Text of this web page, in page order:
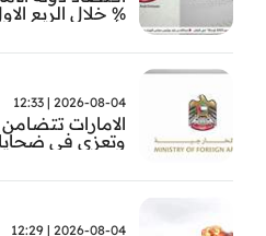
2026-08-04 | 12:33
الامارات
وتعزي في
2026-08-04 | 12:29